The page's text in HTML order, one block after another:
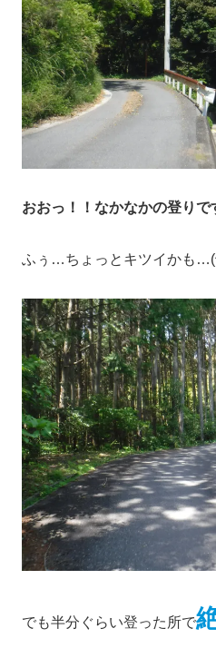
おおっ！！なかなかの登り
ふぅ…ちょっとキツイかも
でも半分ぐらい登った所で